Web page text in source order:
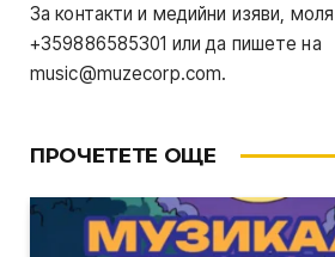
За контакти и медийни изяви,
+359886585301 или да пишете на
music@muzecorp.com.
ПРОЧЕТЕТЕ ОЩЕ